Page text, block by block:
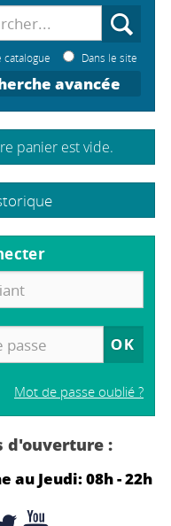
catalogue Dans le site
avancée
Mot de passe oublié ?
d'ouverture :
au Jeudi: 08h - 22h